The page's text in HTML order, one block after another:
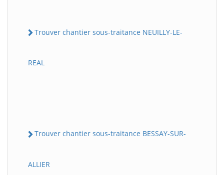
Trouver chantier sous-traitance NEUILLY-LE-
REAL
Trouver chantier sous-traitance BESSAY-SUR-
ALLIER